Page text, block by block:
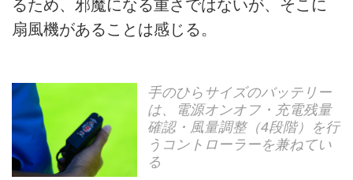
るため、邪魔になる重さではないが、そこに
扇風機があることは感じる。
手のひらサイズのバッテリー
は、電源オンオフ・充電残量
確認・風量調整（4段階）を行
うコントローラーを兼ねてい
る